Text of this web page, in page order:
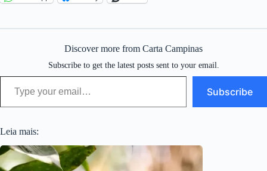
Discover more from Carta Campinas
Subscribe to get the latest posts sent to your email.
Type your email…
Subscribe
Leia mais: